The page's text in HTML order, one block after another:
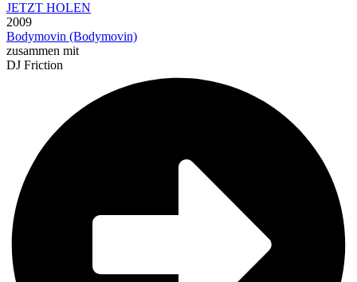
JETZT HOLEN
2009
Bodymovin (Bodymovin)
zusammen mit
DJ Friction